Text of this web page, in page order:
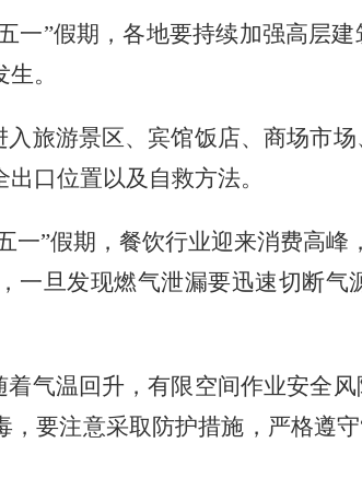
一”假期，各地要持续加强高层
。
旅游景区、宾馆饭店、商场市
口位置以及自救方法。
一”假期，餐饮行业迎来消费高
一旦发现燃气泄漏要迅速切断
气温回升，有限空间作业安全
要注意采取防护措施，严格遵